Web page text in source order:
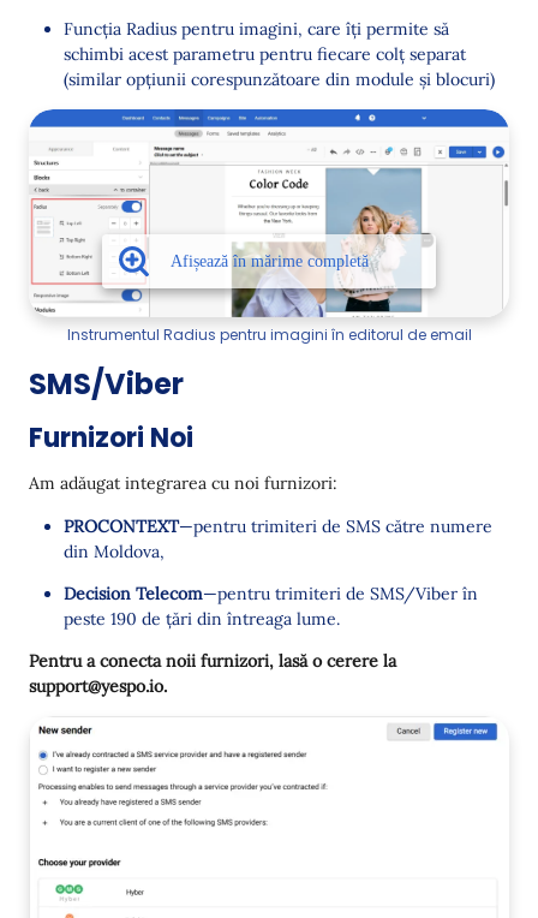
Funcția Radius pentru imagini, care îți permite să
schimbi acest parametru pentru fiecare colț separat
(similar opțiunii corespunzătoare din module și blocuri)
Instrumentul Radius pentru imagini în editorul de email
SMS/Viber
Furnizori Noi
Am adăugat integrarea cu noi furnizori:
PROCONTEXT—pentru trimiteri de SMS către numere
din Moldova,
Decision Telecom—pentru trimiteri de SMS/Viber în
peste 190 de țări din întreaga lume.
Pentru a conecta noii furnizori, lasă o cerere la
support@yespo.io.